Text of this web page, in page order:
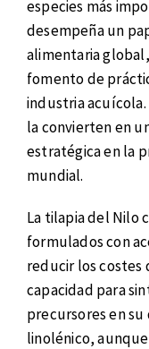
especies más
desempeña un
alimentaria
fomento de
industria
la convierten en
estratégica en la
mundial.
La tilapia del Nilo
formulados con
reducir los costes
capacidad para
precursores en
linolénico,